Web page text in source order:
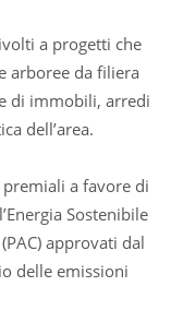
a progetti che
arboree da filiera
di immobili, arredi
dell’area.
a favore di
Sostenibile
approvati dal
delle emissioni